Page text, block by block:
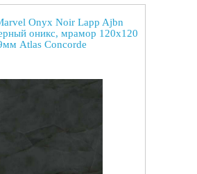
Onyx Noir Lapp Ajbn
оникс, мрамор 120x120
Atlas Concorde